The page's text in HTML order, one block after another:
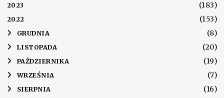
2023 (183)
2022 (153)
► GRUDNIA (8)
► LISTOPADA (20)
► PAŹDZIERNIKA (19)
► WRZEŚNIA (7)
► SIERPNIA (16)